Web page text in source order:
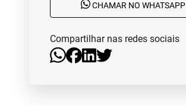
CHAMAR NO WHATSAPP
Compartilhar nas redes sociais